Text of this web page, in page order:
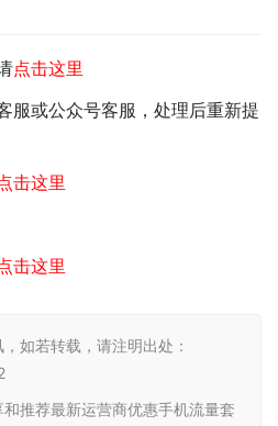
点击这里
服或公众号客服，处理后重新提
击这里
击这里
如若转载，请注明出处：
推荐最新运营商优惠手机流量套